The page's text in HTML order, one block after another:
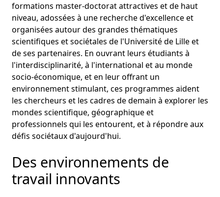
formations master-doctorat attractives et de haut
niveau, adossées à une recherche d'excellence et
organisées autour des grandes thématiques
scientifiques et sociétales de l'Université de Lille et
de ses partenaires. En ouvrant leurs étudiants à
l'interdisciplinarité, à l'international et au monde
socio-économique, et en leur offrant un
environnement stimulant, ces programmes aident
les chercheurs et les cadres de demain à explorer les
mondes scientifique, géographique et
professionnels qui les entourent, et à répondre aux
défis sociétaux d'aujourd'hui.
Des environnements de
travail innovants